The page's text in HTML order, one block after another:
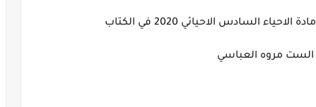
السادس الاحيائي 2020 في الكتاب
الست مروه العباسي